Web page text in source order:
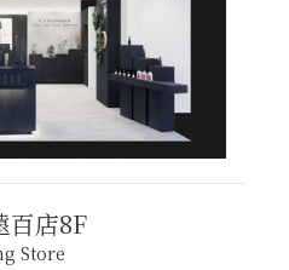
百店8F
Store